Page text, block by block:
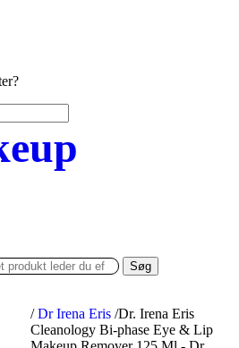
Søg
/ Dr Irena Eris /Dr. Irena Eris
Cleanology Bi-phase Eye & Lip